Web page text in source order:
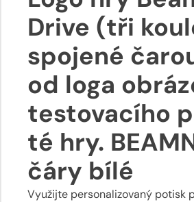
Drive (tři
spojené
od loga
testovacího
té hry.
čáry bílé
Využijte personalizovaný potisk